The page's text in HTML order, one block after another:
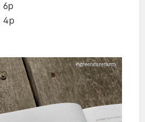
6p
4p